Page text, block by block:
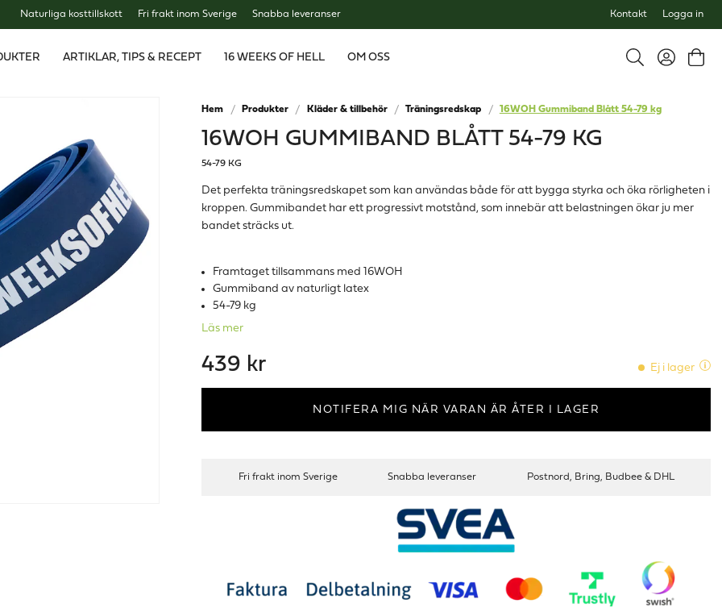
Naturliga kosttillskott Fri frakt inom Sverige Snabba leveranser Kontakt Logga in
ARTIKLAR, TIPS & RECEPT 16 WEEKS OF HELL OM OSS
Hem Produkter Kläder & tillbehör Träningsredskap 16WOH Gummiband Blått 54-79 kg
16WOH GUMMIBAND BLÅTT 54-79 KG
54-79 KG
Det perfekta träningsredskapet som kan användas både för att bygga styrka och öka rörligheten i
kroppen. Gummibandet har ett progressivt motstånd, som innebär att belastningen ökar ju mer
bandet sträcks ut.
Framtaget tillsammans med 16WOH
Gummiband av naturligt latex
54-79 kg
Läs mer
439 kr Ej i lager
NOTIFERA MIG NÄR VARAN ÄR ÅTER I LAGER
Fri frakt inom Sverige Snabba leveranser Postnord, Bring, Budbee & DHL